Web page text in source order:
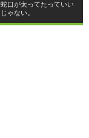
蛇口が太ってたっていい
じゃない。